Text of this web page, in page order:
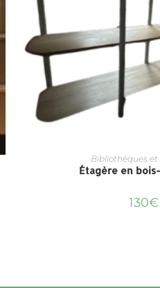
Bibliothèques et
Étagère en
130€